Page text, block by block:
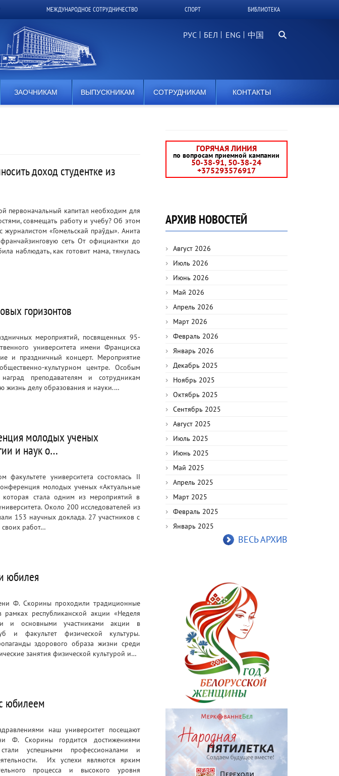
МЕЖДУНАРОДНОЕ СОТРУДНИЧЕСТВО СПОРТ БИБЛИОТЕКА
РУС БЕЛ 中国 Поиск...
ЗАОЧНИКАМ ВЫПУСКНИКАМ СОТРУДНИКАМ КОНТАКТЫ
доход студентке из
первоначальный капитал необходим для
совмещать работу и учебу? Об этом
«Гомельскай праўды». Анита
сеть От официантки до
наблюдать, как готовит мама, тянулась
горизонтов
мероприятий, посвященных 95-
университета имени Франциска
и праздничный концерт. Мероприятие
культурном центре. Особым
преподавателям и сотрудникам
жизнь делу образования и науки.…
молодых ученых
и наук о…
факультете университета состоялась II
молодых ученых «Актуальные
стала одним из мероприятий в
Около 200 исследователей из
153 научных доклада. 27 участников с
своих работ…
юбилея
Ф. Скорины проходили традиционные
республиканской акции «Неделя
и основными участниками акции в
и факультет физической культуры.
здорового образа жизни среди
занятия физической культурой и…
юбилеем
наш университет посещают
Ф. Скорины гордится достижениями
успешными профессионалами и
Их успехи являются ярким
процесса и высокого уровня
ГОРЯЧАЯ ЛИНИЯ
по вопросам приемной кампании
50-38-91, 50-38-24
+375293576917
АРХИВ НОВОСТЕЙ
Август 2026
Июль 2026
Июнь 2026
Май 2026
Апрель 2026
Март 2026
Февраль 2026
Январь 2026
Декабрь 2025
Ноябрь 2025
Октябрь 2025
Сентябрь 2025
Август 2025
Июль 2025
Июнь 2025
Май 2025
Апрель 2025
Март 2025
Февраль 2025
Январь 2025
ВЕСЬ АРХИВ